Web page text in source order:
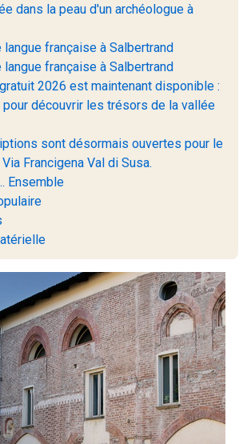
dans la peau d'un archéologue à
langue française à Salbertrand
langue française à Salbertrand
2026 est maintenant disponible :
découvrir les trésors de la vallée
sont désormais ouvertes pour le
Francigena Val di Susa.
Ensemble